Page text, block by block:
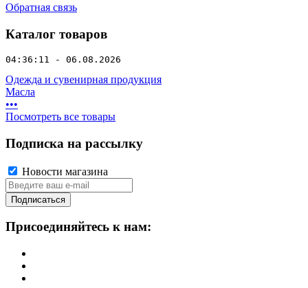
Обратная связь
Каталог товаров
04:36:11 - 06.08.2026
Одежда и сувенирная продукция
Масла
•••
Посмотреть все товары
Подписка на рассылку
Новости магазина
Подписаться
Присоединяйтесь к нам: